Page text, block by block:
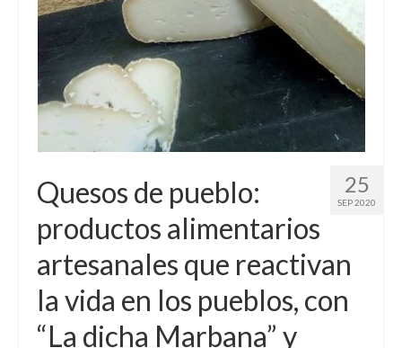
Sobre mí
Contacto
25
SEP 2020
Quesos de pueblo:
productos alimentarios
artesanales que reactivan
la vida en los pueblos, con
“La dicha Marbana” y